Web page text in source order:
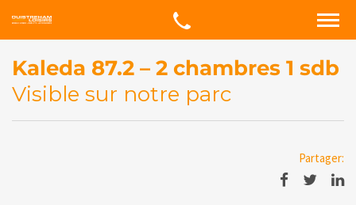
Kaleda 87.2 – 2 chambres 1 sdb
Visible sur notre parc
Partager: